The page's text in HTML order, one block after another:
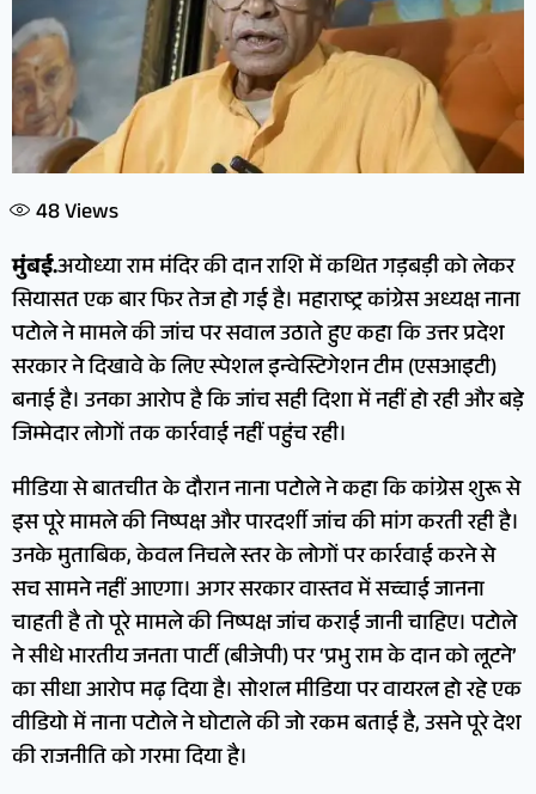
48Views
मुंबई.अयोध्या राम मंदिर की दान राशि में कथित गड़बड़ी को लेकर
सियासत एक बार फिर तेज हो गई है। महाराष्ट्र कांग्रेस अध्यक्ष नाना
पटोले ने मामले की जांच पर सवाल उठाते हुए कहा कि उत्तर प्रदेश
सरकार ने दिखावे के लिए स्पेशल इन्वेस्टिगेशन टीम (एसआइटी)
बनाई है। उनका आरोप है कि जांच सही दिशा में नहीं हो रही और बड़े
जिम्मेदार लोगों तक कार्रवाई नहीं पहुंच रही।
मीडिया से बातचीत के दौरान नाना पटोले ने कहा कि कांग्रेस शुरू से
इस पूरे मामले की निष्पक्ष और पारदर्शी जांच की मांग करती रही है।
उनके मुताबिक, केवल निचले स्तर के लोगों पर कार्रवाई करने से
सच सामने नहीं आएगा। अगर सरकार वास्तव में सच्चाई जानना
चाहती है तो पूरे मामले की निष्पक्ष जांच कराई जानी चाहिए। पटोले
ने सीधे भारतीय जनता पार्टी (बीजेपी) पर ‘प्रभु राम के दान को लूटने’
का सीधा आरोप मढ़ दिया है। सोशल मीडिया पर वायरल हो रहे एक
वीडियो में नाना पटोले ने घोटाले की जो रकम बताई है, उसने पूरे देश
की राजनीति को गरमा दिया है।